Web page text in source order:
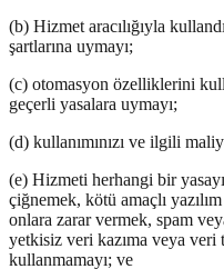
(b) Hizmet aracılığıyla
şartlarına uymayı;
(c) otomasyon özelliklerini
geçerli yasalara uymayı;
(d) kullanımınızı ve ilgili
(e) Hizmeti herhangi bir
çiğnemek, kötü amaçlı
onlara zarar vermek, spam
yetkisiz veri kazıma veya
kullanmamayı; ve